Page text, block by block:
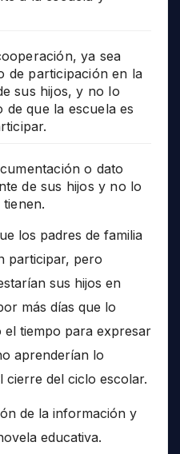
ya sea
de participación en la
sus hijos, y no lo
que la escuela es
o dato
de sus hijos y no lo
los padres de familia
participar, pero
sus hijos en
más días que lo
tiempo para expresar
aprenderían lo
cierre del ciclo escolar.
de la información y
educativa.